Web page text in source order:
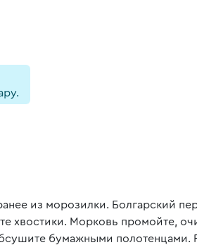
из морозилки. Болгарский
хвостики. Морковь промойте,
бумажными полотенцами.